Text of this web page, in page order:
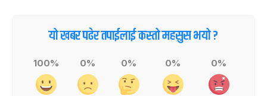
यो खबर पढेर तपाईलाई कस्तो महसुस भयो ?
100% 0% 0% 0% 0%